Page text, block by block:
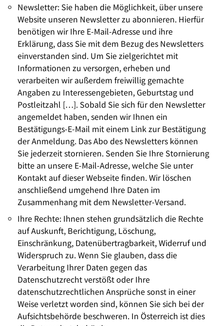
Newsletter: Sie haben die Möglichkeit, über unsere
Website unseren Newsletter zu abonnieren. Hierfür
benötigen wir Ihre E-Mail-Adresse und ihre
Erklärung, dass Sie mit dem Bezug des Newsletters
einverstanden sind. Um Sie zielgerichtet mit
Informationen zu versorgen, erheben und
verarbeiten wir außerdem freiwillig gemachte
Angaben zu Interessengebieten, Geburtstag und
Postleitzahl […]. Sobald Sie sich für den Newsletter
angemeldet haben, senden wir Ihnen ein
Bestätigungs-E-Mail mit einem Link zur Bestätigung
der Anmeldung. Das Abo des Newsletters können
Sie jederzeit stornieren. Senden Sie Ihre Stornierung
bitte an unsere E-Mail-Adresse, welche Sie unter
Kontakt auf dieser Webseite finden. Wir löschen
anschließend umgehend Ihre Daten im
Zusammenhang mit dem Newsletter-Versand.
Ihre Rechte: Ihnen stehen grundsätzlich die Rechte
auf Auskunft, Berichtigung, Löschung,
Einschränkung, Datenübertragbarkeit, Widerruf und
Widerspruch zu. Wenn Sie glauben, dass die
Verarbeitung Ihrer Daten gegen das
Datenschutzrecht verstößt oder Ihre
datenschutzrechtlichen Ansprüche sonst in einer
Weise verletzt worden sind, können Sie sich bei der
Aufsichtsbehörde beschweren. In Österreich ist dies